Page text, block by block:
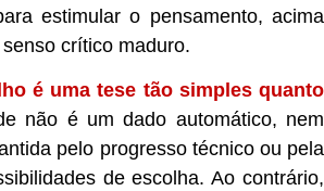
estimular o pensamento, acima
crítico maduro.
é uma tese tão simples quanto
não é um dado automático, nem
pelo progresso técnico ou pela
de escolha. Ao contrário,